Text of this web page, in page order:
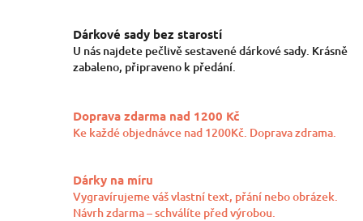
Dárkové sady bez starostí
U nás najdete pečlivě sestavené dárkové sady. Krásně
zabaleno, připraveno k předání.
Doprava zdarma nad 1200 Kč
Ke každé objednávce nad 1200Kč. Doprava zdrama.
Dárky na míru
Vygravírujeme váš vlastní text, přání nebo obrázek.
Návrh zdarma – schválíte před výrobou.